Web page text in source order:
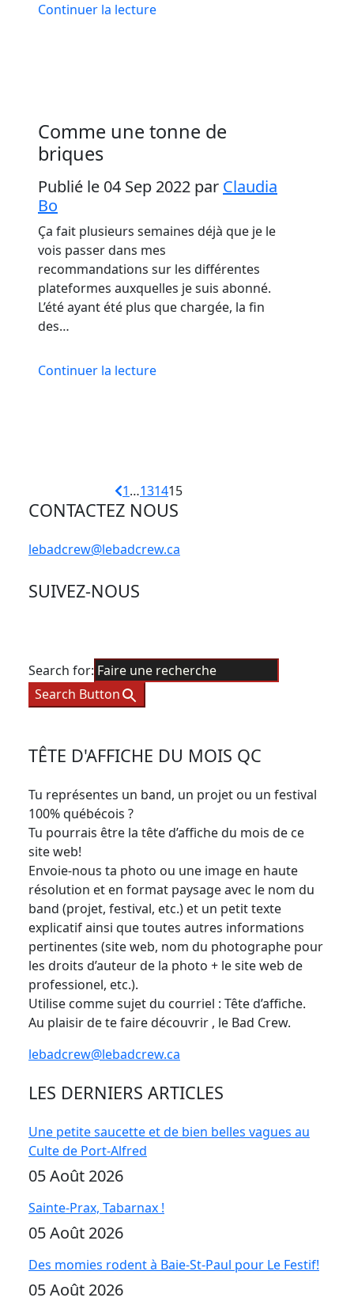
Continuer la lecture
Comme une tonne de
briques
Publié le 04 Sep 2022 par Claudia
Bo
Ça fait plusieurs semaines déjà que je le
vois passer dans mes
recommandations sur les différentes
plateformes auxquelles je suis abonné.
L’été ayant été plus que chargée, la fin
des…
Continuer la lecture
1…131415
CONTACTEZ NOUS
lebadcrew@lebadcrew.ca
SUIVEZ-NOUS
Search for:
Search Button
TÊTE D'AFFICHE DU MOIS QC
Tu représentes un band, un projet ou un festival
100% québécois ?
Tu pourrais être la tête d’affiche du mois de ce
site web!
Envoie-nous ta photo ou une image en haute
résolution et en format paysage avec le nom du
band (projet, festival, etc.) et un petit texte
explicatif ainsi que toutes autres informations
pertinentes (site web, nom du photographe pour
les droits d’auteur de la photo + le site web de
professionel, etc.).
Utilise comme sujet du courriel : Tête d’affiche.
Au plaisir de te faire découvrir , le Bad Crew.
lebadcrew@lebadcrew.ca
LES DERNIERS ARTICLES
Une petite saucette et de bien belles vagues au
Culte de Port-Alfred
05 Août 2026
Sainte-Prax, Tabarnax !
05 Août 2026
Des momies rodent à Baie-St-Paul pour Le Festif!
05 Août 2026